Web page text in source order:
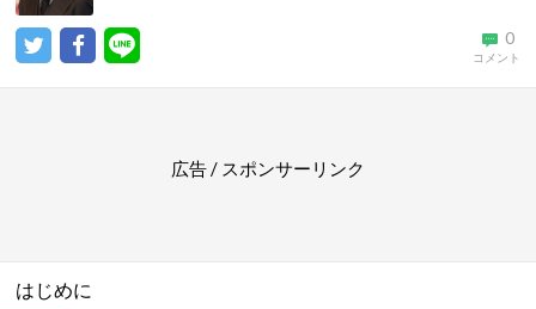
0
コメント
広告 / スポンサーリンク
はじめに